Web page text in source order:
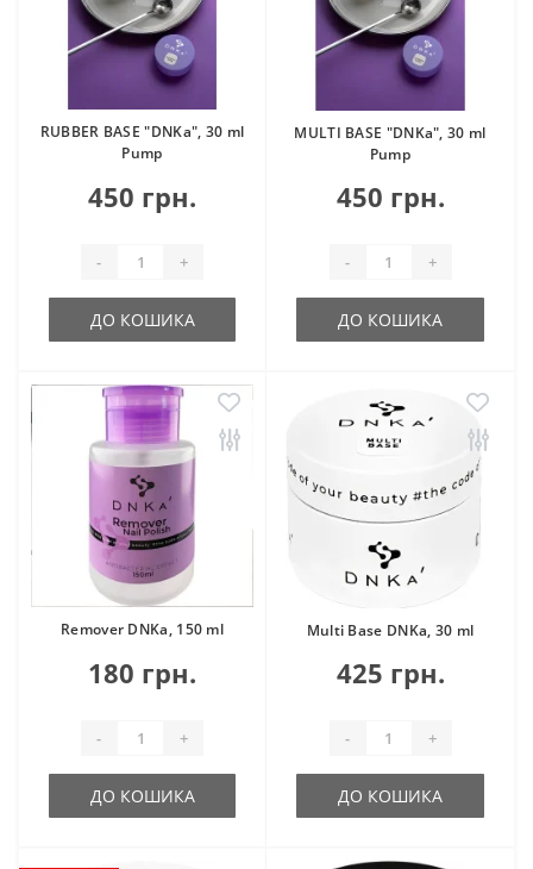
RUBBER BASE "DNKa", 30 ml
Pump
450 грн.
- +
ДО КОШИКА
MULTI BASE "DNKa", 30 ml
Pump
450 грн.
- +
ДО КОШИКА
Remover DNKa, 150 ml
180 грн.
- +
ДО КОШИКА
Multi Base DNKa, 30 ml
425 грн.
- +
ДО КОШИКА